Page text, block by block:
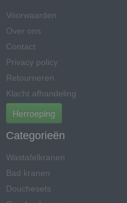
Voorwaarden
Over ons
Contact
Privacy policy
Retourneren
Klacht afhandeling
Herroeping
Categorieën
Wastafelkranen
Bad kranen
Douchesets